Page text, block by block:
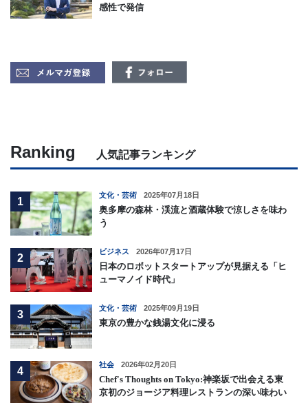
感性で発信
Ranking 人気記事ランキング
1
文化・芸術 2025年07月18日
奥多摩の森林・渓流と酒蔵体験で涼しさを味わ
う
2
ビジネス 2026年07月17日
日本のロボットスタートアップが見据える「ヒ
ューマノイド時代」
3
文化・芸術 2025年09月19日
東京の豊かな銭湯文化に浸る
4
社会 2026年02月20日
Chef's Thoughts on Tokyo:神楽坂で出会える東
京初のジョージア料理レストランの深い味わい